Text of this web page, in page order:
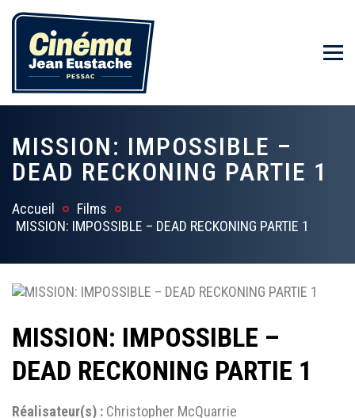
MISSION: IMPOSSIBLE –
DEAD RECKONING PARTIE 1
Accueil
Films
MISSION: IMPOSSIBLE – DEAD RECKONING PARTIE 1
MISSION: IMPOSSIBLE –
DEAD RECKONING PARTIE 1
Réalisateur(s) : Christopher McQuarrie